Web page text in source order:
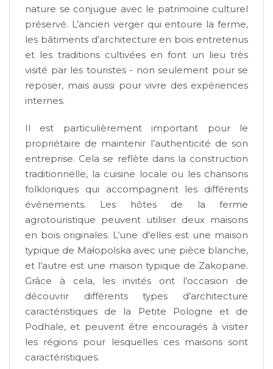
nature se conjugue avec le patrimoine culturel
préservé. L’ancien verger qui entoure la ferme,
les bâtiments d’architecture en bois entretenus
et les traditions cultivées en font un lieu très
visité par les touristes - non seulement pour se
reposer, mais aussi pour vivre des expériences
internes.
Il est particulièrement important pour le
propriétaire de maintenir l’authenticité de son
entreprise. Cela se reflète dans la construction
traditionnelle, la cuisine locale ou les chansons
folkloriques qui accompagnent les différents
événements. Les hôtes de la ferme
agrotouristique peuvent utiliser deux maisons
en bois originales. L’une d’elles est une maison
typique de Małopolska avec une pièce blanche,
et l’autre est une maison typique de Zakopane.
Grâce à cela, les invités ont l’occasion de
découvrir différents types d’architecture
caractéristiques de la Petite Pologne et de
Podhale, et peuvent être encouragés à visiter
les régions pour lesquelles ces maisons sont
caractéristiques.